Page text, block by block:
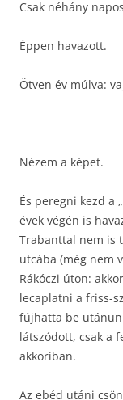
Csak néhány
Éppen havazott.
Ötven év múlva:
Nézem a képet.
És peregni kezd a
évek végén is
Trabanttal nem is
utcába (még nem
Rákóczi úton:
lecaplatni a friss-
fújhatta be
látszódott, csak a
akkoriban.
Az ebéd utáni